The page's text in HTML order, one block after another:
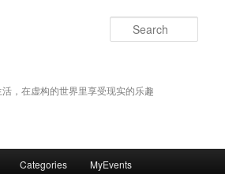
，在虚构的世界里享受现实的乐趣
Categories MyEvents